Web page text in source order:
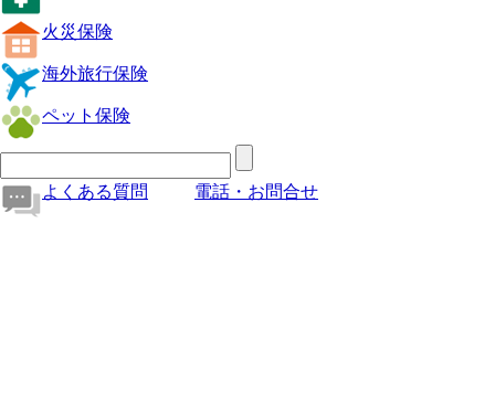
火災保険
海外旅行保険
ペット保険
よくある質問 電話・お問合せ